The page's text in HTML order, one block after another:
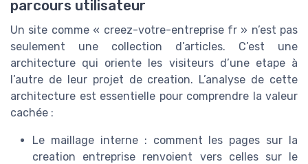
parcours utilisateur
Un site comme « creez-votre-entreprise fr » n’est pas
seulement une collection d’articles. C’est une
architecture qui oriente les visiteurs d’une etape à
l’autre de leur projet de creation. L’analyse de cette
architecture est essentielle pour comprendre la valeur
cachée :
Le maillage interne : comment les pages sur la
creation entreprise renvoient vers celles sur le